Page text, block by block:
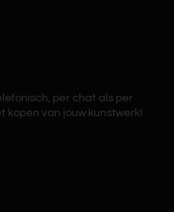
per chat als per
kopen van jouw kunstwerk!